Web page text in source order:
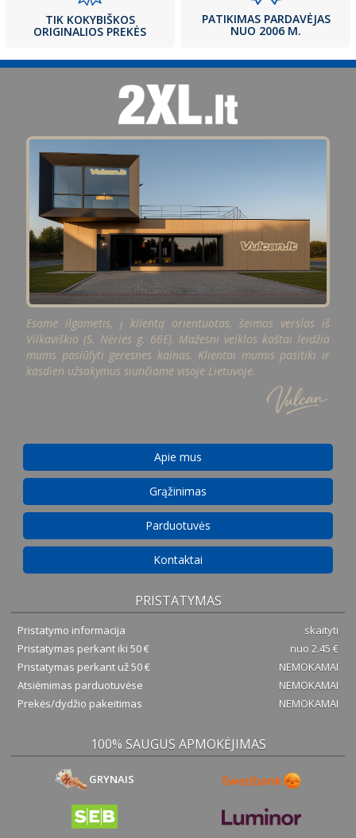
TIK KOKYBIŠKOS
ORIGINALIOS PREKĖS
PATIKIMAS PARDAVĖJAS
NUO 2006 M.
Esame ilgametis, į klientą orientuotas, šeimos verslas iš
Vilkaviškio (S. Nėries g. 66E). Mažesni veiklos kaštai leidžia
mums pasiūlyti geresnes kainas. Klientai mumis pasitiki ir
kasdien užsakymus siunčiame visoje Lietuvoje.
Apie mus
Grąžinimas
Parduotuvės
Kontaktai
PRISTATYMAS
Pristatymo informacija
skaityti
Pristatymas perkant iki 50 €
nuo 2.45 €
Pristatymas perkant už 50 €
NEMOKAMAI
Atsiėmimas parduotuvėse
NEMOKAMAI
Prekės/dydžio pakeitimas
NEMOKAMAI
100% SAUGUS APMOKĖJIMAS
GRYNAIS